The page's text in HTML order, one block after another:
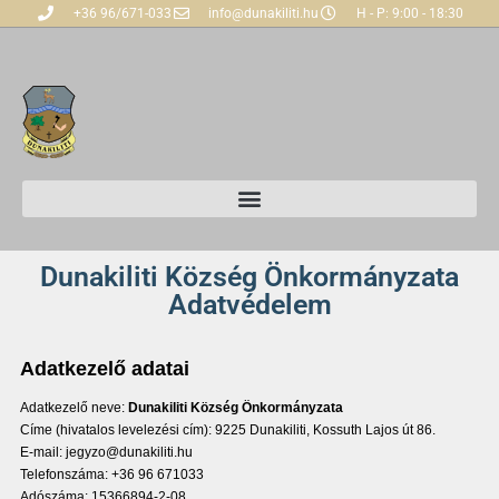
+36 96/671-033 info@dunakiliti.hu H - P: 9:00 - 18:30
Dunakiliti Község Önkormányzata
Adatvédelem